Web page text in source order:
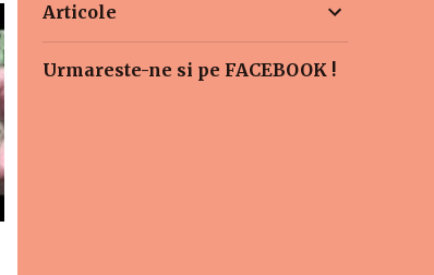
Articole
Urmareste-ne si pe FACEBOOK !